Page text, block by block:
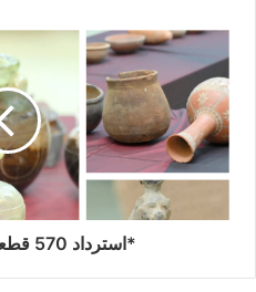
*استرداد 570 قطعة أثرية سودانية*